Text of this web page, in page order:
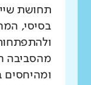
תחושת
בסיסי,
מהסביבה
ומהיחסים